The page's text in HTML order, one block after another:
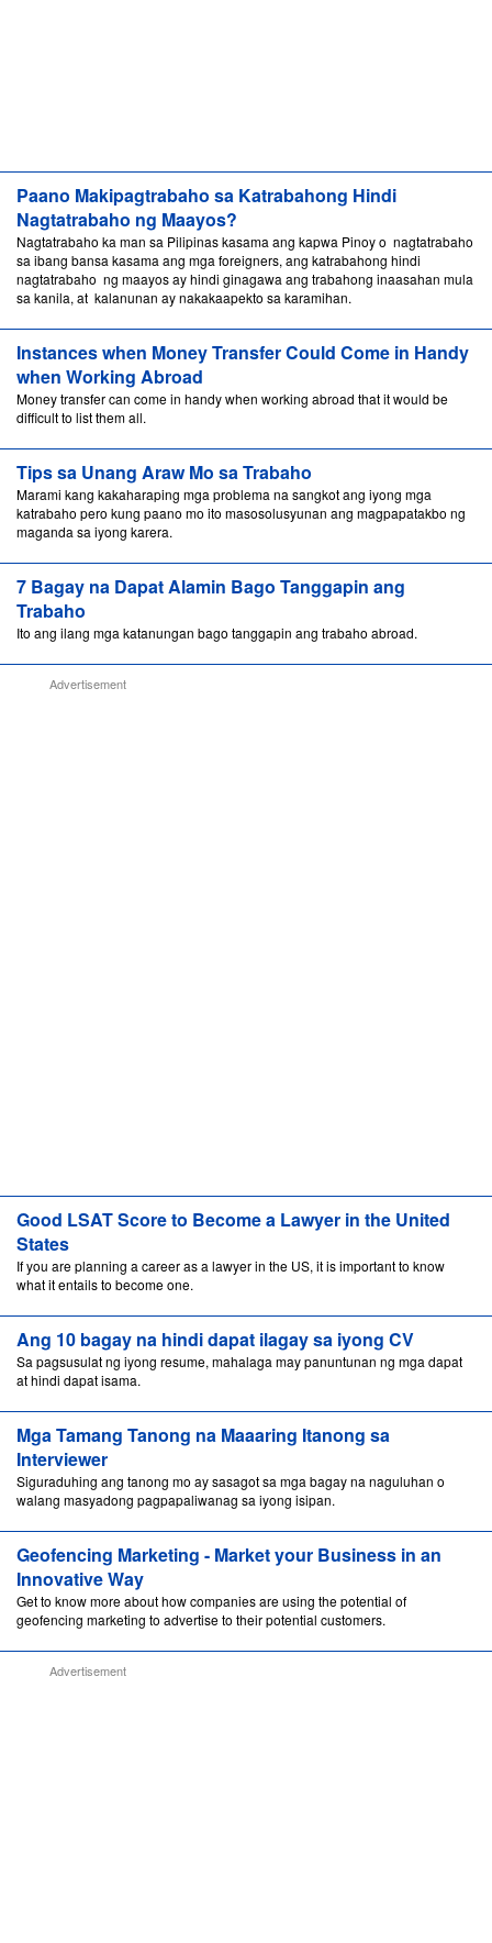
Paano Makipagtrabaho sa Katrabahong Hindi
Nagtatrabaho ng Maayos?
Nagtatrabaho ka man sa Pilipinas kasama ang kapwa Pinoy o nagtatrabaho
sa ibang bansa kasama ang mga foreigners, ang katrabahong hindi
nagtatrabaho ng maayos ay hindi ginagawa ang trabahong inaasahan mula
sa kanila, at kalanunan ay nakakaapekto sa karamihan.
Instances when Money Transfer Could Come in Handy
when Working Abroad
Money transfer can come in handy when working abroad that it would be
difficult to list them all.
Tips sa Unang Araw Mo sa Trabaho
Marami kang kakaharaping mga problema na sangkot ang iyong mga
katrabaho pero kung paano mo ito masosolusyunan ang magpapatakbo ng
maganda sa iyong karera.
7 Bagay na Dapat Alamin Bago Tanggapin ang
Trabaho
Ito ang ilang mga katanungan bago tanggapin ang trabaho abroad.
Advertisement
Good LSAT Score to Become a Lawyer in the United
States
If you are planning a career as a lawyer in the US, it is important to know
what it entails to become one.
Ang 10 bagay na hindi dapat ilagay sa iyong CV
Sa pagsusulat ng iyong resume, mahalaga may panuntunan ng mga dapat
at hindi dapat isama.
Mga Tamang Tanong na Maaaring Itanong sa
Interviewer
Siguraduhing ang tanong mo ay sasagot sa mga bagay na naguluhan o
walang masyadong pagpapaliwanag sa iyong isipan.
Geofencing Marketing - Market your Business in an
Innovative Way
Get to know more about how companies are using the potential of
geofencing marketing to advertise to their potential customers.
Advertisement